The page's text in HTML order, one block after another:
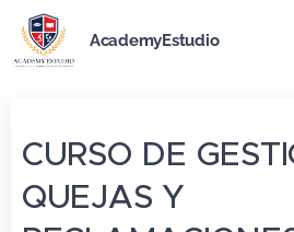
AcademyEstudio
CURSO DE
QUEJAS Y